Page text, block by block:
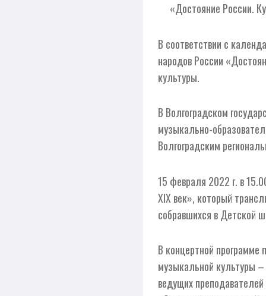
«Достояние России.
В соответствии с
народов России
культуры.
В Волгоградском
музыкально-
Волгоградским
15 февраля 2022 г. в
XIX век», который
собравшихся в Детской
В концертной программе
музыкальной культуры
ведущих